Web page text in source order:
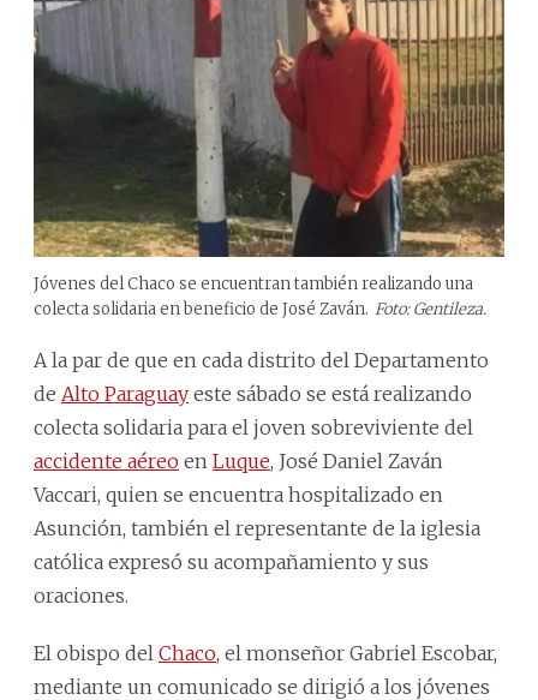
Jóvenes del Chaco se encuentran también realizando una
colecta solidaria en beneficio de José Zaván. Foto: Gentileza.
A la par de que en cada distrito del Departamento
de Alto Paraguay este sábado se está realizando
colecta solidaria para el joven sobreviviente del
accidente aéreo en Luque, José Daniel Zaván
Vaccari, quien se encuentra hospitalizado en
Asunción, también el representante de la iglesia
católica expresó su acompañamiento y sus
oraciones.
El obispo del Chaco, el monseñor Gabriel Escobar,
mediante un comunicado se dirigió a los jóvenes